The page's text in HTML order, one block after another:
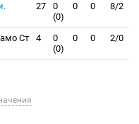
27
0
(0)
0 0 8/2
Ст
4
0
(0)
0 0 2/0